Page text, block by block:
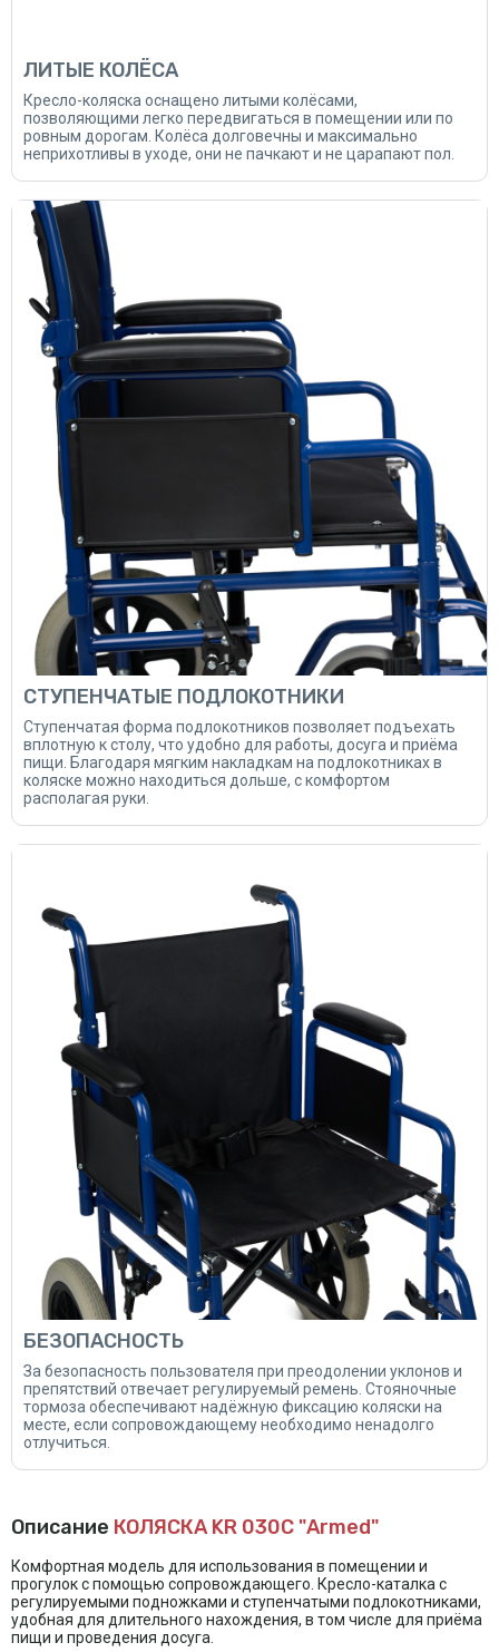
ЛИТЫЕ КОЛЁСА
Кресло-коляска оснащено литыми колёсами,
позволяющими легко передвигаться в помещении или по
ровным дорогам. Колёса долговечны и максимально
неприхотливы в уходе, они не пачкают и не царапают пол.
СТУПЕНЧАТЫЕ ПОДЛОКОТНИКИ
Ступенчатая форма подлокотников позволяет подъехать
вплотную к столу, что удобно для работы, досуга и приёма
пищи. Благодаря мягким накладкам на подлокотниках в
коляске можно находиться дольше, с комфортом
располагая руки.
БЕЗОПАСНОСТЬ
За безопасность пользователя при преодолении уклонов и
препятствий отвечает регулируемый ремень. Стояночные
тормоза обеспечивают надёжную фиксацию коляски на
месте, если сопровождающему необходимо ненадолго
отлучиться.
Описание КОЛЯСКА KR 030С "Armed"
Комфортная модель для использования в помещении и
прогулок с помощью сопровождающего. Кресло-каталка с
регулируемыми подножками и ступенчатыми подлокотниками,
удобная для длительного нахождения, в том числе для приёма
пищи и проведения досуга.